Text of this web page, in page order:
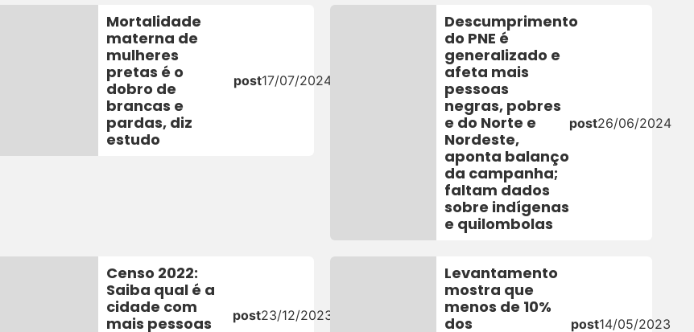
Mortalidade
materna de
mulheres
pretas é o
dobro de
brancas e
pardas, diz
estudo
post17/07/2024
Descumprimento
do PNE é
generalizado e
afeta mais
pessoas
negras, pobres
e do Norte e
Nordeste,
aponta balanço
da campanha;
faltam dados
sobre indígenas
e quilombolas
post26/06/2024
Censo 2022:
Saiba qual é a
cidade com
mais pessoas
post23/12/2023
Levantamento
mostra que
menos de 10%
dos
post14/05/2023